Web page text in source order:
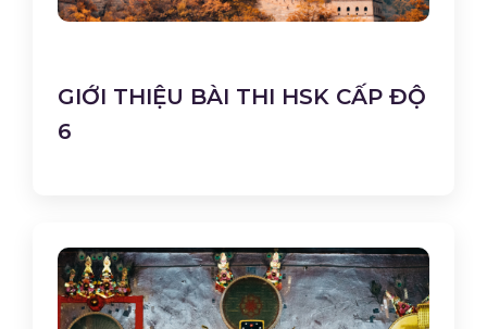
GIỚI THIỆU BÀI THI HSK CẤP ĐỘ
6